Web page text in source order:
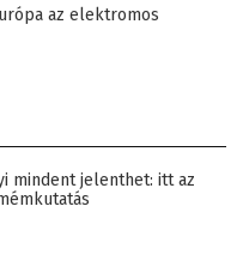
az elektromos
mindent jelenthet: itt az